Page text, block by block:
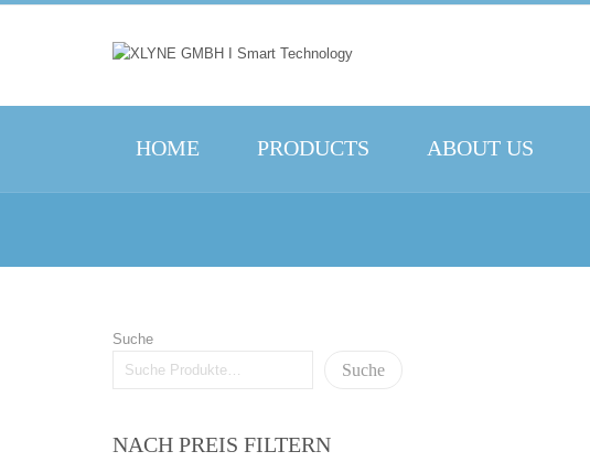
HOME PRODUCTS ABOUT US
Suche
Suche
NACH PREIS FILTERN